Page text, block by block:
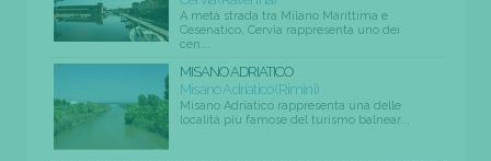
A metà strada tra Milano Marittima e
Cesenatico, Cervia rappresenta uno dei
cen...
MISANO ADRIATICO
Misano Adriatico (Rimini)
Misano Adriatico rappresenta una delle
località più famose del turismo balnear...